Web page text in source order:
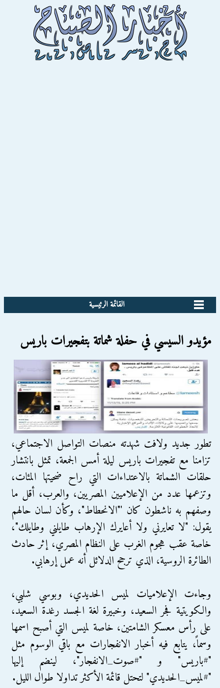
القائمة الرئيسية
مؤيدو السيسي في حفلة شماتة بتفجيرات باريس
تطور جديد ولافت شهدته منصات التواصل الاجتماعي،
تزامنا مع تفجيرات باريس ليلة أمس الجمعة، تمثل بانتشار
حلقات الشماتة بالاعتداءات التي راح ضحيتها المئات،
وتزعمها عدد من الإعلاميين المصريين، والعرب، أقل ما
وصفهم به ناشطون كان '"الانحطاط"، وكأن لسان حالهم
يقول: "لا تعايرني ولا أعايرك الإرهاب طايلني وطايلك"،
خاصة عقب هجوم الغرب على النظام المصري، إثر حادث
الطائرة الروسية، الذي ترجح الدلائل أنه عمل إرهابي.
وجاءت الإعلاميات لميس الحديدي، وبوسي شلبي،
والكويتية فجر السعيد، وخبيرة لغة الجسد رغدة السعيد،
على رأس معسكر الشامتين، خاصة لميس التي أصبح اسمها
وسماً، يتابع فيه أخبار الانفجارات مع باقي الوسوم مثل
"#باريس" و "#صوت_الانفجار"، لينضم إليها
"#لميس_الحديدي" لتحتل قائمة الأكثر تداولا طوال الليل.